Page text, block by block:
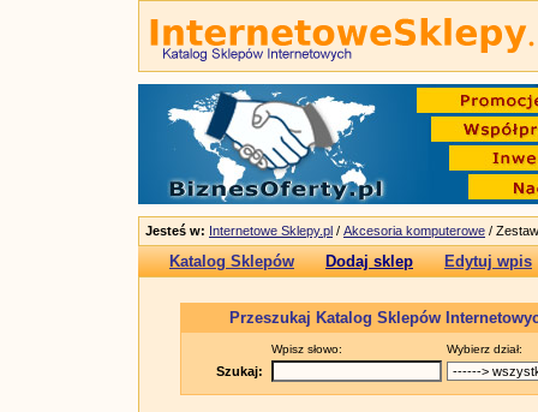
Jesteś w: Internetowe Sklepy.pl / Akcesoria komputerowe /
Katalog Sklepów Dodaj sklep Edytuj wpis
Przeszukaj Katalog Sklepów
Wpisz słowo: Wybierz dział:
Szukaj: